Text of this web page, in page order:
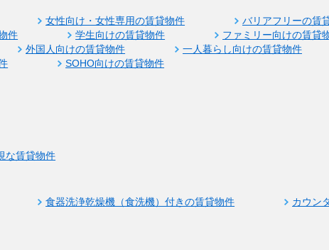
女性向け・女性専用の賃貸物件
バリアフリーの賃
件
学生向けの賃貸物件 ファミリー向けの賃貸
外国人向けの賃貸物件
一人暮らし向けの賃貸物件
SOHO向けの賃貸物件
な賃貸物件
食器洗浄乾燥機（食洗機）付きの賃貸物件
カウン